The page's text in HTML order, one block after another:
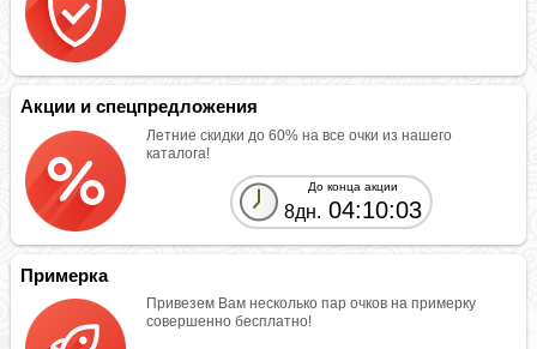
Акции и спецпредложения
Летние скидки до 60% на все очки из нашего
каталога!
До конца акции
8дн. 04:10:03
Примерка
Привезем Вам несколько пар очков на примерку
совершенно бесплатно!